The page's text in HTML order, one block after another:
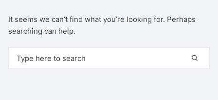
It seems we can’t find what you’re looking for. Perhaps
searching can help.